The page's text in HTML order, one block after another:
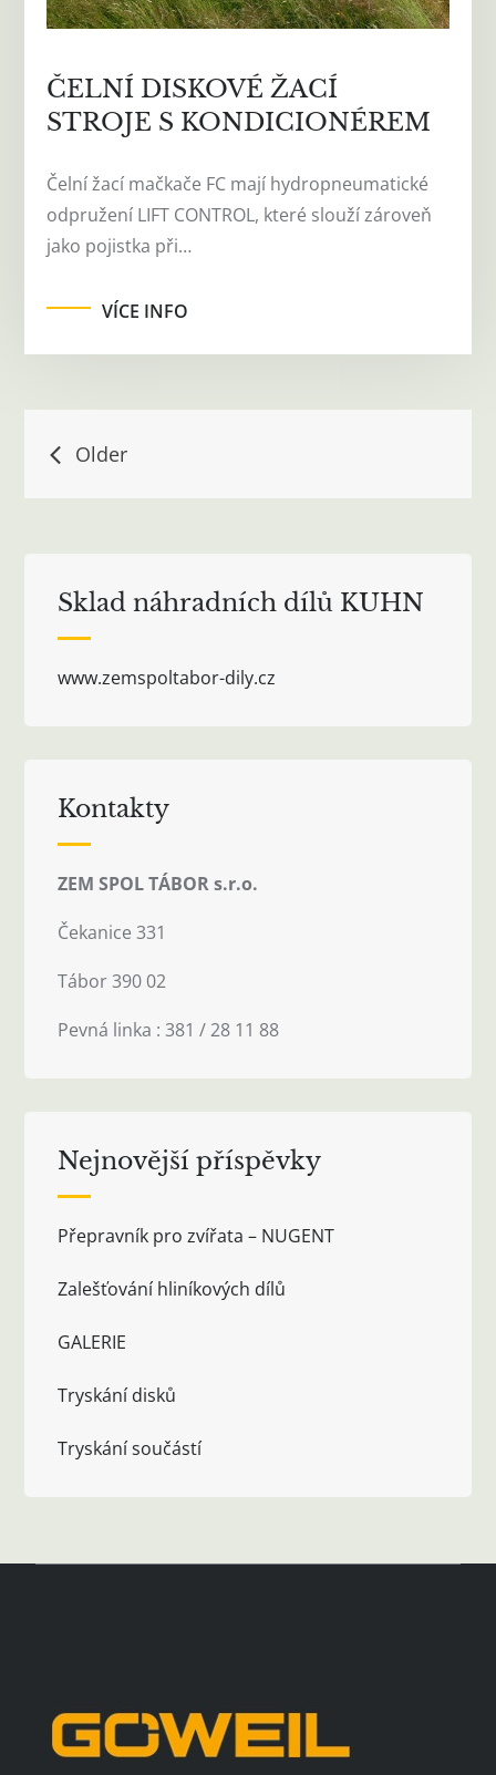
ČELNÍ DISKOVÉ ŽACÍ
STROJE S KONDICIONÉREM
Čelní žací mačkače FC mají hydropneumatické
odpružení LIFT CONTROL, které slouží zároveň
jako pojistka při…
VÍCE INFO
Navigace
Older
Sklad náhradních dílů KUHN
www.zemspoltabor-dily.cz
Kontakty
ZEM SPOL TÁBOR s.r.o.
Čekanice 331
Tábor 390 02
Pevná linka : 381 / 28 11 88
Nejnovější příspěvky
Přepravník pro zvířata – NUGENT
Zalešťování hliníkových dílů
GALERIE
Tryskání disků
Tryskání součástí